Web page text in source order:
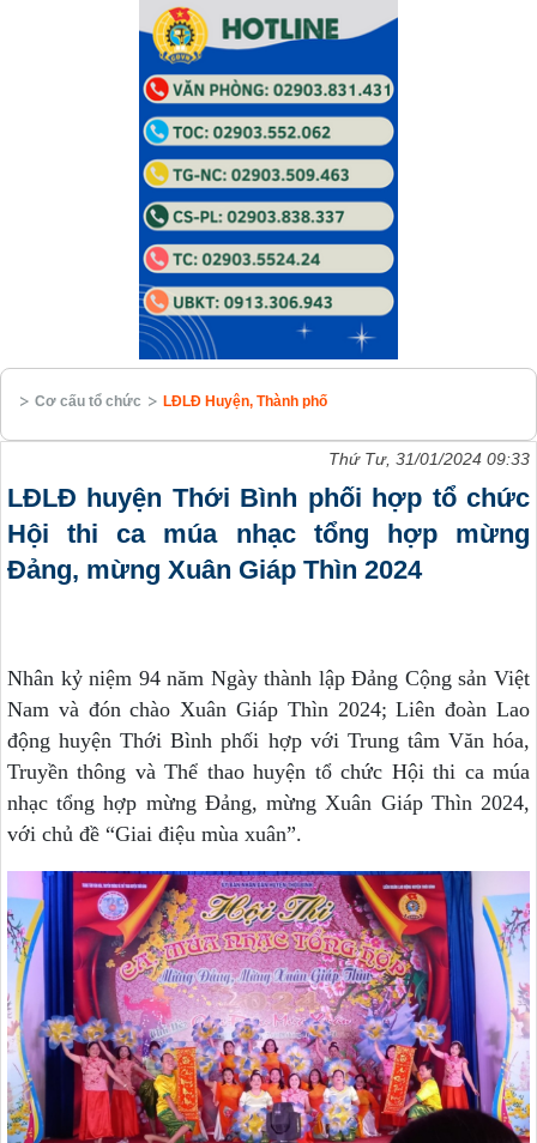
Cơ cấu tổ chức LĐLĐ Huyện, Thành phố
Thứ Tư, 31/01/2024 09:33
LĐLĐ huyện Thới Bình phối hợp tổ chức
Hội thi ca múa nhạc tổng hợp mừng
Đảng, mừng Xuân Giáp Thìn 2024
Nhân kỷ niệm 94 năm Ngày thành lập Đảng Cộng sản Việt
Nam và đón chào Xuân Giáp Thìn 2024; Liên đoàn Lao
động huyện Thới Bình phối hợp với Trung tâm Văn hóa,
Truyền thông và Thể thao huyện tổ chức Hội thi ca múa
nhạc tổng hợp mừng Đảng, mừng Xuân Giáp Thìn 2024,
với chủ đề “Giai điệu mùa xuân”.